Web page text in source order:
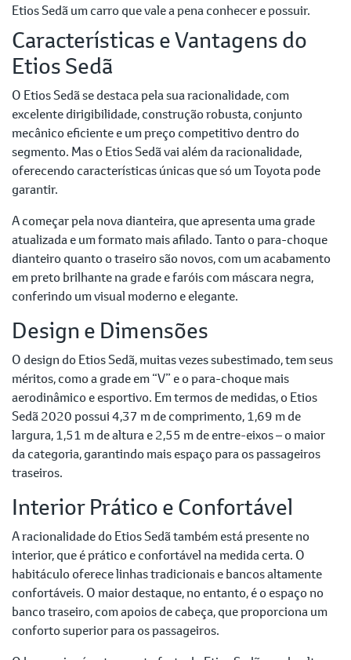
Etios Sedã um carro que vale a pena conhecer e possuir.
Características e Vantagens do
Etios Sedã
O Etios Sedã se destaca pela sua racionalidade, com
excelente dirigibilidade, construção robusta, conjunto
mecânico eficiente e um preço competitivo dentro do
segmento. Mas o Etios Sedã vai além da racionalidade,
oferecendo características únicas que só um Toyota pode
garantir.
A começar pela nova dianteira, que apresenta uma grade
atualizada e um formato mais afilado. Tanto o para-choque
dianteiro quanto o traseiro são novos, com um acabamento
em preto brilhante na grade e faróis com máscara negra,
conferindo um visual moderno e elegante.
Design e Dimensões
O design do Etios Sedã, muitas vezes subestimado, tem seus
méritos, como a grade em “V” e o para-choque mais
aerodinâmico e esportivo. Em termos de medidas, o Etios
Sedã 2020 possui 4,37 m de comprimento, 1,69 m de
largura, 1,51 m de altura e 2,55 m de entre-eixos – o maior
da categoria, garantindo mais espaço para os passageiros
traseiros.
Interior Prático e Confortável
A racionalidade do Etios Sedã também está presente no
interior, que é prático e confortável na medida certa. O
habitáculo oferece linhas tradicionais e bancos altamente
confortáveis. O maior destaque, no entanto, é o espaço no
banco traseiro, com apoios de cabeça, que proporciona um
conforto superior para os passageiros.